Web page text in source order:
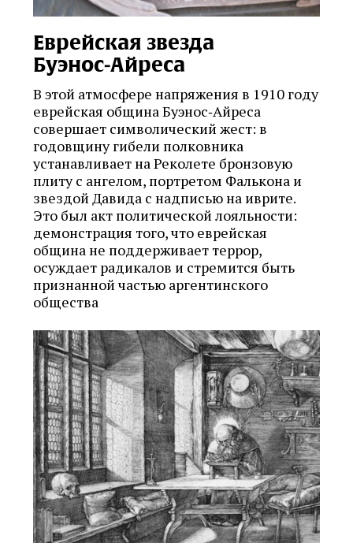
Еврейская звезда
Буэнос‑Айреса
В этой атмосфере напряжения в 1910 году
еврейская община Буэнос‑Айреса
совершает символический жест: в
годовщину гибели полковника
устанавливает на Реколете бронзовую
плиту с ангелом, портретом Фалькона и
звездой Давида с надписью на иврите.
Это был акт политической лояльности:
демонстрация того, что еврейская
община не поддерживает террор,
осуждает радикалов и стремится быть
признанной частью аргентинского
общества